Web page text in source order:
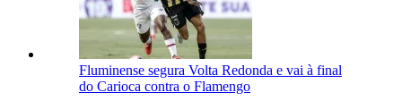
Fluminense segura Volta Redonda e vai à final
do Carioca contra o Flamengo